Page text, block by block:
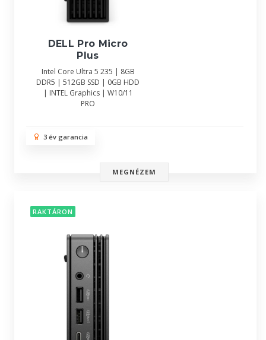
DELL Pro Micro
Plus
Intel Core Ultra 5 235 | 8GB
DDR5 | 512GB SSD | 0GB HDD
| INTEL Graphics | W10/11
PRO
3 év garancia
MEGNÉZEM
RAKTÁRON